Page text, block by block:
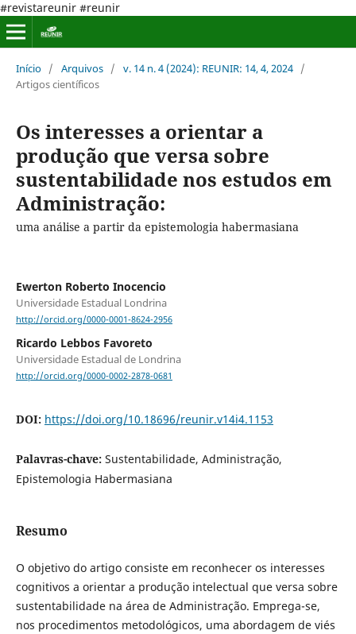
#revistareunir #reunir
Início / Arquivos / v. 14 n. 4 (2024): REUNIR: 14, 4, 2024 /
Artigos científicos
Os interesses a orientar a
produção que versa sobre
sustentabilidade nos estudos em
Administração:
uma análise a partir da epistemologia habermasiana
Ewerton Roberto Inocencio
Universidade Estadual Londrina
http://orcid.org/0000-0001-8624-2956
Ricardo Lebbos Favoreto
Universidade Estadual de Londrina
http://orcid.org/0000-0002-2878-0681
DOI: https://doi.org/10.18696/reunir.v14i4.1153
Palavras-chave: Sustentabilidade, Administração,
Epistemologia Habermasiana
Resumo
O objetivo do artigo consiste em reconhecer os interesses
cognitivos a orientar a produção intelectual que versa sobre
sustentabilidade na área de Administração. Emprega-se,
nos procedimentos metodológicos, uma abordagem de viés